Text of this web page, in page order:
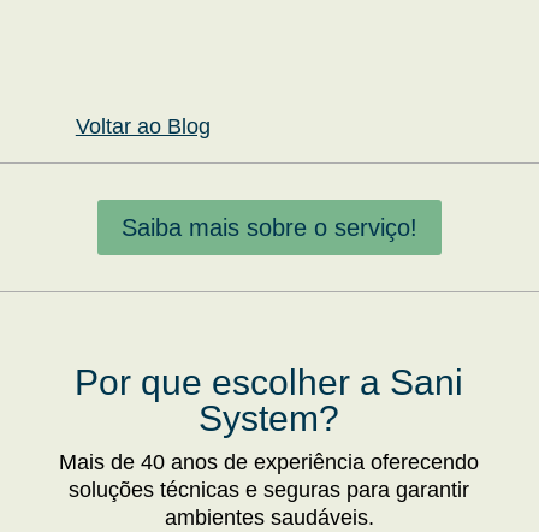
Voltar ao Blog
Saiba mais sobre o serviço!
Por que escolher a Sani
System?
Mais de 40 anos de experiência oferecendo
soluções técnicas e seguras para garantir
ambientes saudáveis.